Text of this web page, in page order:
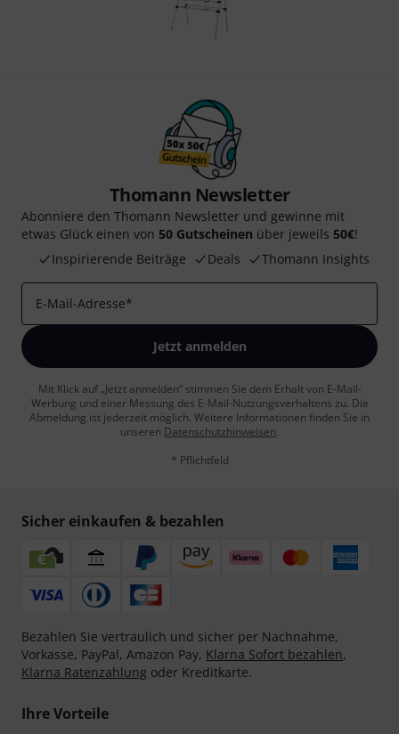
Thomann Newsletter
Abonniere den Thomann Newsletter und gewinne mit
etwas Glück einen von 50 Gutscheinen über jeweils 50€!
Inspirierende Beiträge
Deals Thomann Insights
E-Mail-Adresse*
Jetzt anmelden
Mit Klick auf „Jetzt anmelden“ stimmen Sie dem Erhalt von E-Mail-
Werbung und einer Messung des E-Mail-Nutzungsverhaltens zu. Die
Abmeldung ist jederzeit möglich. Weitere Informationen finden Sie in
unseren Datenschutzhinweisen.
* Pflichtfeld
Sicher einkaufen & bezahlen
Bezahlen Sie vertraulich und sicher per Nachnahme,
Vorkasse, PayPal, Amazon Pay, Klarna Sofort bezahlen,
Klarna Ratenzahlung oder Kreditkarte.
Ihre Vorteile